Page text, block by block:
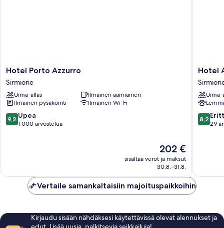
Hotel
Porto
Azzurro
Sirmione
Hotel Porto Azzurro
Sirmione
Uima-allas
Ilmainen aamiainen
Ilmainen pysäköinti
Ilmainen Wi-Fi
9.2
kautta
9,2 Upea
1 000 arvostelua
Hinta
on
202 €
202 €
sisältää verot ja maksut
30.8.–31.8.
Hotel
Arena
Hotel
Uima-
8.2
kautta
8,2
29
Vertaile samankaltaisiin majoituspaikkoihin
Kirjaudu sisään nähdäksesi käytettävissä olevat alennukset ja